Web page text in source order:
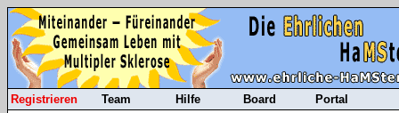
Registrieren Team Hilfe Board Portal